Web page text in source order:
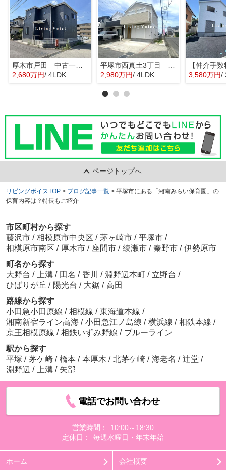
厚木市戸田 中古一戸建て
2,680万円/ 4LDK
2,980万円/ 4LDK 3,580万円/
ページトップへ
リビングボイスTOP > ブログ記事一覧 > 平塚市にある「湘南みらい保育園」の
保育内容は？特長もご紹介
市区町村から探す
藤沢市 / 相模原市中央区 / 茅ヶ崎市 / 平塚市 /
相模原市南区 / 厚木市 / 座間市 / 綾瀬市 / 秦野市 / 伊勢原市
町名から探す
大野台 / 上溝 / 田名 / 香川 / 淵野辺本町 / 立野台 /
ひばりが丘 / 陽光台 / 大鋸 / 高田
路線から探す
小田急小田原線 / 相模線 / 東海道本線 /
湘南新宿ライン高海 / 小田急江ノ島線 / 横浜線 / 相鉄本線 /
京王相模原線 / 相鉄いずみ野線 / ブルーライン
駅から探す
平塚 / 茅ケ崎 / 橋本 / 本厚木 / 北茅ケ崎 / 海老名 / 辻堂 /
淵野辺 / 上溝 / 矢部
電話でお問い合わせ
営業時間：
10:00～18:30
定休日：
毎週水曜日・年末年始
ホーム 会社概要